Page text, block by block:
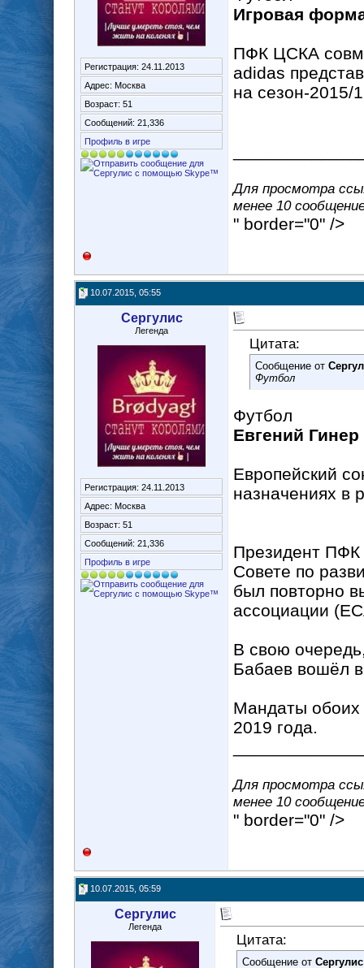
Регистрация: 24.11.2013
Адрес: Москва
Возраст: 51
Сообщений: 21,336
Профиль в игре
Игровая
ПФК ЦСКА
adidas
на сезон-2015/
Для просмотра
менее 10
" border="0" />
10.07.2015, 05:55
Сергулис
Легенда
Регистрация: 24.11.2013
Адрес: Москва
Возраст: 51
Сообщений: 21,336
Профиль в игре
Цитата:
Сообщение от
Футбол
Футбол
Евгений
Европейский
назначениях в
Президент ПФК
Совете по
был повторно
ассоциации
В свою
Бабаев вошёл
Мандаты обоих
2019 года.
Для просмотра
менее 10
" border="0" />
10.07.2015, 05:59
Сергулис
Легенда
Цитата:
Сообщение от Сергулис